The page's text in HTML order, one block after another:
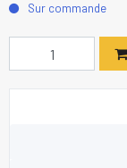
Sur commande